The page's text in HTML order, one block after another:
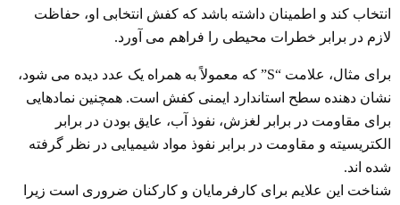
انتخاب کند و اطمینان داشته باشد که کفش انتخابی او، حفاظت
لازم در برابر خطرات محیطی را فراهم می آورد.
برای مثال، علامت “S” که معمولاً به همراه یک عدد دیده می شود،
نشان دهنده سطح استاندارد ایمنی کفش است. همچنین نمادهایی
برای مقاومت در برابر لغزش، نفوذ آب، عایق بودن در برابر
الکتریسیته و مقاومت در برابر نفوذ مواد شیمیایی در نظر گرفته
شده اند.
شناخت این علایم برای کارفرمایان و کارکنان ضروری است زیرا